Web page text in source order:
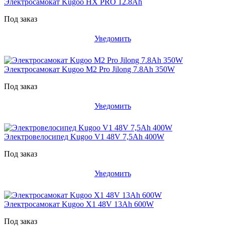
Под заказ
Уведомить
Электросамокат Kugoo M2 Pro Jilong 7.8Ah 350W
Под заказ
Уведомить
Электровелосипед Kugoo V1 48V 7,5Ah 400W
Под заказ
Уведомить
Электросамокат Kugoo X1 48V 13Ah 600W
Под заказ